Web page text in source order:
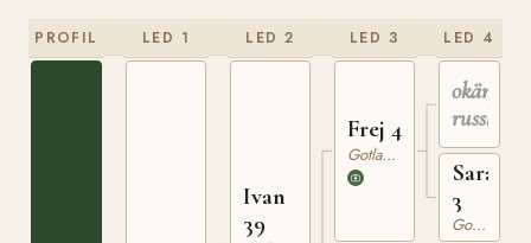
PROFIL LED 1 LED 2
Ivan
39
LED 3
Frej 4
Gotlandsruss
LED 4
okänd
Sara
3
Gotlandsruss